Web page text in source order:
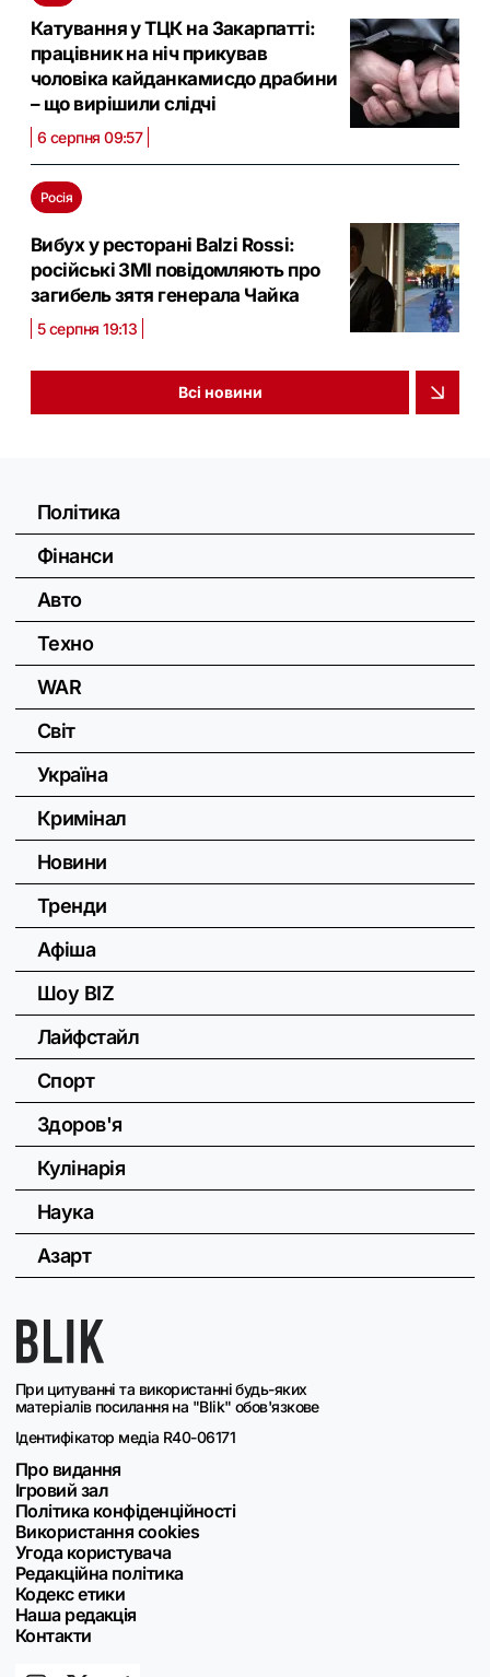
Катування у ТЦК на Закарпатті:
працівник на ніч прикував
чоловіка кайданкамисдо драбини
– що вирішили слідчі
6 серпня 09:57
Росія
Вибух у ресторані Balzi Rossi:
російські ЗМІ повідомляють про
загибель зятя генерала Чайка
5 серпня 19:13
Всі новини
При цитуванні та використанні будь-яких
матеріалів посилання на "Blik" обов'язкове
Ідентифікатор медіа R40-06171
Про видання
Ігровий зал
Політика конфіденційності
Використання cookies
Угода користувача
Редакційна політика
Кодекс етики
Наша редакція
Контакти
Політика
Фінанси
Авто
Техно
WAR
Світ
Україна
Кримінал
Новини
Тренди
Афіша
Шоу BIZ
Лайфстайл
Спорт
Здоров'я
Кулінарія
Наука
Азарт